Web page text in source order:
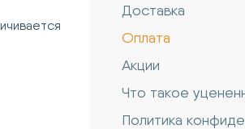
Доставка
Оплата
Акции
Что такое
Политика